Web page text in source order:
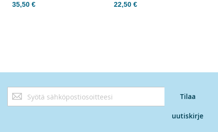
35,50 €
22,50 €
Tilaa
uutiskirjeemme:
Tilaa
uutiskirje